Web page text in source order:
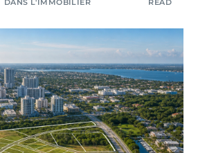
DANS L'IMMOBILIER READ